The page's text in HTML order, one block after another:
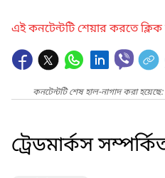
এই কনটেন্টটি শেয়ার করতে
কনটেন্টটি শেষ হাল-নাগাদ করা
ট্রেডমার্কস